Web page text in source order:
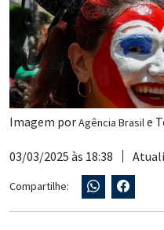
Imagem porAgência Brasile
03/03/2025 às 18:38
Compartilhe: